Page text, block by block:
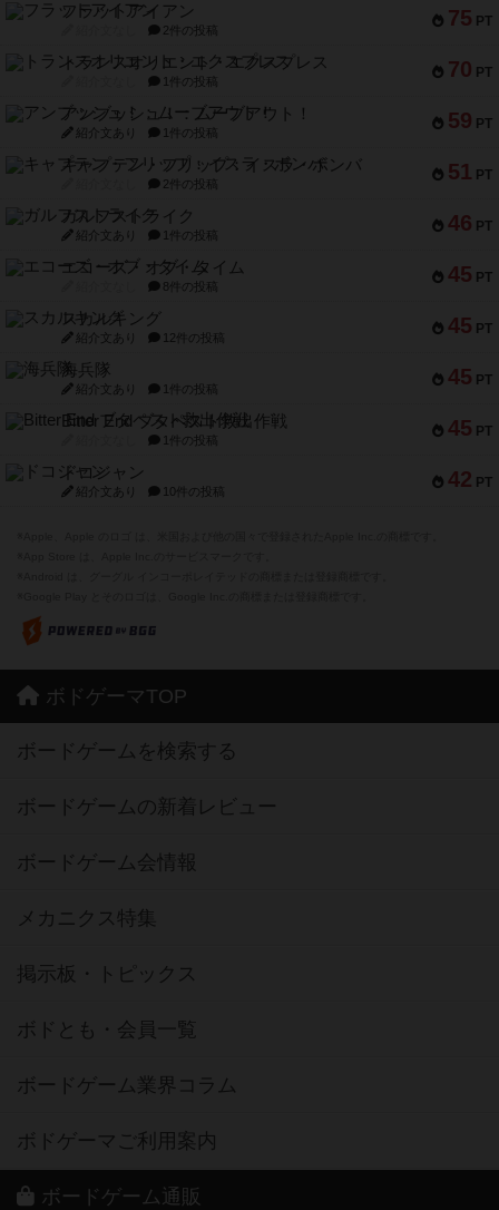
75 PT
フラットアイアン
2件の投稿
70 PT
トランスオリエント・エクスプレス
1件の投稿
59 PT
アンブッシュ！：ムーブアウト！
紹介文あり 1件の投稿
51 PT
キャプテン・フリップ：イスラ・ボンバ
2件の投稿
46 PT
ガルフストライク
紹介文あり 1件の投稿
45 PT
エコーズ・オブ・タイム
8件の投稿
45 PT
スカルキング
紹介文あり 12件の投稿
45 PT
海兵隊
紹介文あり 1件の投稿
45 PT
Bitter End ブタペスト救出作戦
1件の投稿
42 PT
ドコジャン
紹介文あり 10件の投稿
ボドゲーマTOP
ボードゲームを検索する
ボードゲームの新着レビュー
ボードゲーム会情報
メカニクス特集
掲示板・トピックス
ボドとも・会員一覧
ボードゲーム業界コラム
ボドゲーマご利用案内
ボードゲーム通販